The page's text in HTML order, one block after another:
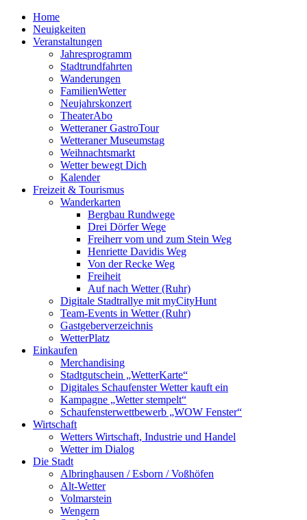
Home
Neuigkeiten
Veranstaltungen
Jahresprogramm
Stadtrundfahrten
Wanderungen
FamilienWetter
Neujahrskonzert
TheaterAbo
Wetteraner GastroTour
Wetteraner Museumstag
Weihnachtsmarkt
Wetter bewegt Dich
Kalender
Freizeit & Tourismus
Wanderkarten
Bergbau Rundwege
Drei Dörfer Wege
Freiherr vom und zum Stein Weg
Henriette Davidis Weg
Von der Recke Weg
Freiheit
Auf nach Wetter (Ruhr)
Digitale Stadtrallye mit myCityHunt
Team-Events in Wetter (Ruhr)
Gastgeberverzeichnis
WetterPlatz
Einkaufen
Merchandising
Stadtgutschein „WetterKarte“
Digitales Schaufenster Wetter kauft ein
Kampagne „Wetter stempelt“
Schaufensterwettbewerb „WOW Fenster“
Wirtschaft
Wetters Wirtschaft, Industrie und Handel
Wetter im Dialog
Die Stadt
Albringhausen / Esborn / Voßhöfen
Alt-Wetter​
Volmarstein
Wengern